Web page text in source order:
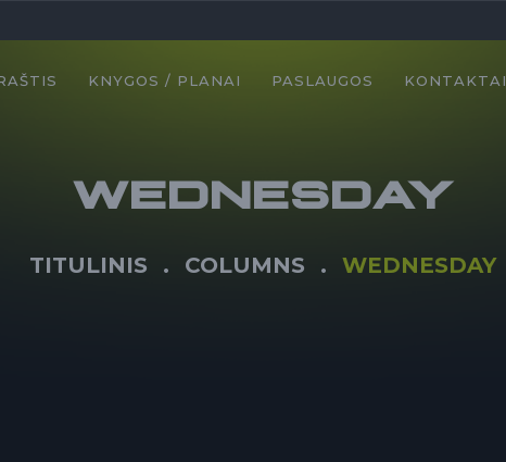
KNYGOS / PLANAI PASLAUGOS KONTAKTAI
WEDNESDAY
TITULINIS COLUMNS WEDNESDAY